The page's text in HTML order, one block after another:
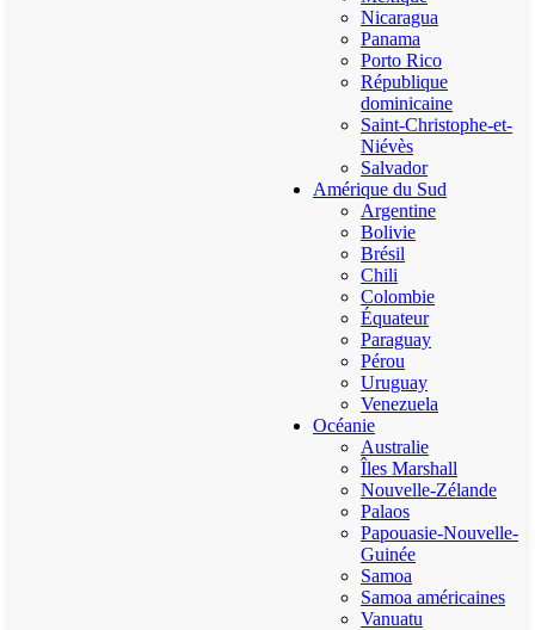
Nicaragua
Panama
Porto Rico
République
dominicaine
Saint-Christophe-et-
Niévès
Salvador
Amérique du Sud
Argentine
Bolivie
Brésil
Chili
Colombie
Équateur
Paraguay
Pérou
Uruguay
Venezuela
Océanie
Australie
Îles Marshall
Nouvelle-Zélande
Palaos
Papouasie-Nouvelle-
Guinée
Samoa
Samoa américaines
Vanuatu